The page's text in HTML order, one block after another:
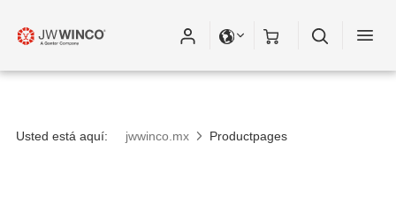
Usted está aquí: jwwinco.mx Productpages